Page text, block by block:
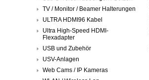
TV / Monitor / Beamer Halterungen
ULTRA HDMI96 Kabel
Ultra High-Speed HDMI-
Flexadapter
USB und Zubehör
USV-Anlagen
Web Cams / IP Kameras